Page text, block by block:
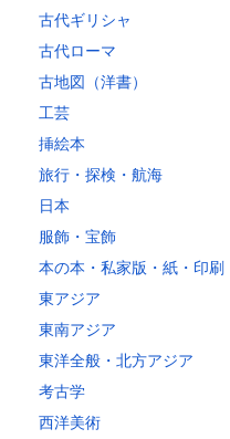
古代ギリシャ
古代ローマ
古地図（洋書）
工芸
挿絵本
旅行・探検・航海
日本
服飾・宝飾
本の本・私家版・紙・印刷
東アジア
東南アジア
東洋全般・北方アジア
考古学
西洋美術